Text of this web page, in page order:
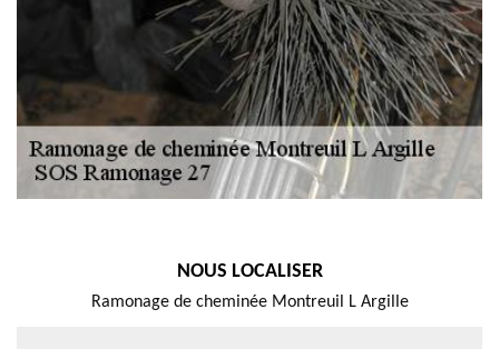
NOUS LOCALISER
Ramonage de cheminée Montreuil L Argille